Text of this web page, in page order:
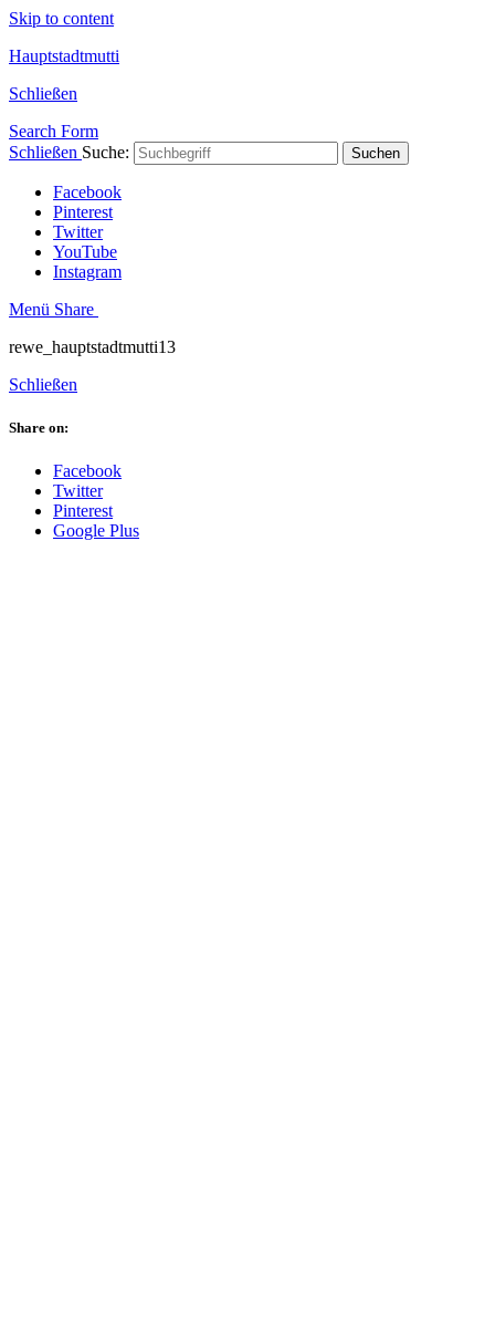
Skip to content
Hauptstadtmutti
Schließen
Search Form
Schließen Suche: Suchen
Facebook
Pinterest
Twitter
YouTube
Instagram
Menü Share
rewe_hauptstadtmutti13
Schließen
Share on:
Facebook
Twitter
Pinterest
Google Plus